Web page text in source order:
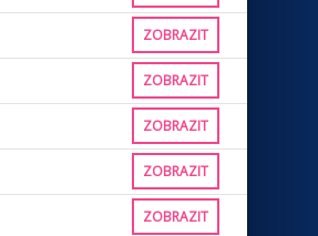
ZOBRAZIT
ZOBRAZIT
ZOBRAZIT
ZOBRAZIT
ZOBRAZIT